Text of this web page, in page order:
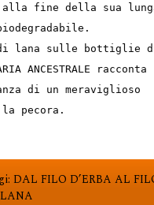
fine della sua
lana sulle bottiglie
ANCESTRALE racconta
di un meraviglioso
pecora.
DAL FILO D’ERBA AL